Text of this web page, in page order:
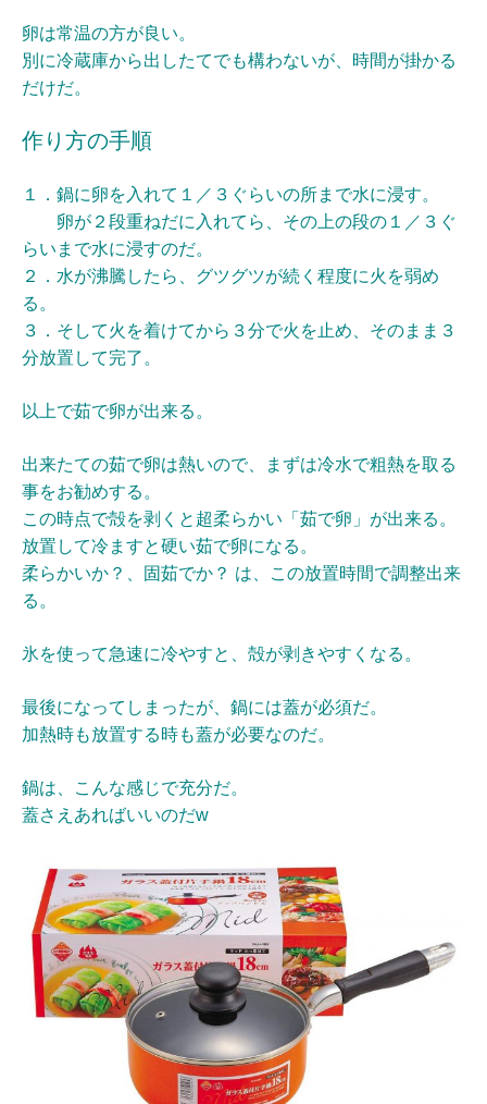
卵は常温の方が良い。
別に冷蔵庫から出したてでも構わないが、時間が掛かる
だけだ。
作り方の手順
１．鍋に卵を入れて１／３ ぐらいの所まで水に浸す。
卵が２段重ねだに入れてら、その上の段の１／３ぐ
らいまで水に浸すのだ。
２．水が沸騰したら、グツグツが続く程度に火を弱め
る。
３．そして火を着けてから３分で火を止め、そのまま３
分放置して完了。
以上で茹で卵が出来る。
出来たての茹で卵は熱いので、まずは冷水で粗熱を取る
事をお勧めする。
この時点で殻を剥くと超柔らかい「茹で卵」が出来る。
放置して冷ますと硬い茹で卵になる。
柔らかいか？、固茹でか？ は、この放置時間で調整出来
る。
氷を使って急速に冷やすと、殻が剥きやすくなる。
最後になってしまったが、鍋には蓋が必須だ。
加熱時も放置する時も蓋が必要なのだ。
鍋は、こんな感じで充分だ。
蓋さえあればいいのだw